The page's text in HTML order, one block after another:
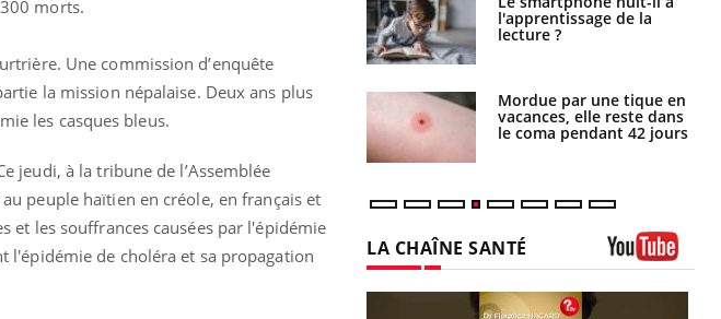
morts.
Une commission d’enquête
la mission népalaise. Deux ans plus
les casques bleus.
jeudi, à la tribune de l’Assemblée
peuple haïtien en créole, en français et
et les souffrances causées par l'épidémie
l'épidémie de choléra et sa propagation
t-
?
Pourquoi manger moins
l'apprentissage de la
lecture ?
Mordue par une tique en
vacances, elle reste dans
le coma pendant 42 jours
LA CHAÎNE SANTÉ